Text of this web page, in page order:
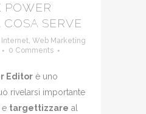
POWER
COSA SERVE
Internet, Web Marketing
0 Comments
Editor è uno
rivelarsi importante
e targettizzare al